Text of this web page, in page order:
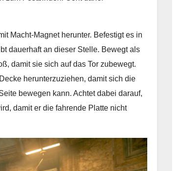
Macht-Magnet herunter. Befestigt es in
dauerhaft an dieser Stelle. Bewegt als
damit sie sich auf das Tor zubewegt.
herunterzuziehen, damit sich die
bewegen kann. Achtet dabei darauf,
damit er die fahrende Platte nicht